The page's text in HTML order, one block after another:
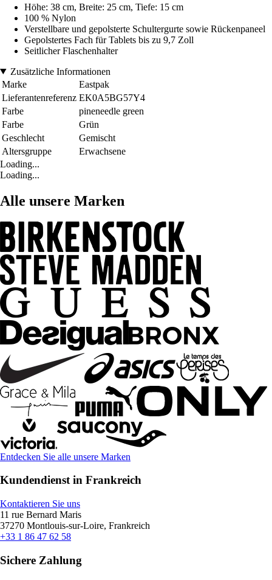
Höhe: 38 cm, Breite: 25 cm, Tiefe: 15 cm
100 % Nylon
Verstellbare und gepolsterte Schultergurte sowie Rückenpaneel
Gepolstertes Fach für Tablets bis zu 9,7 Zoll
Seitlicher Flaschenhalter
Zusätzliche Informationen
Marke
Eastpak
Lieferantenreferenz EK0A5BG57Y4
Farbe
pineneedle green
Farbe
Grün
Geschlecht
Gemischt
Altersgruppe
Erwachsene
Loading...
Loading...
Alle unsere Marken
Entdecken Sie alle unsere Marken
Kundendienst in Frankreich
Kontaktieren Sie uns
11 rue Bernard Maris
37270 Montlouis-sur-Loire, Frankreich
+33 1 86 47 62 58
Sichere Zahlung